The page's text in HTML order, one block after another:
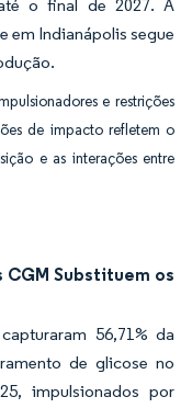
o final de 2027. A
em Indianápolis segue
e restrições
de impacto refletem o
e as interações entre
Substituem os
56,71% da
de glicose no
impulsionados por